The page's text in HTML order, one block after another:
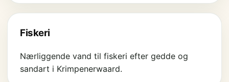
Fiskeri
Nærliggende vand til fiskeri efter gedde og
sandart i Krimpenerwaard.